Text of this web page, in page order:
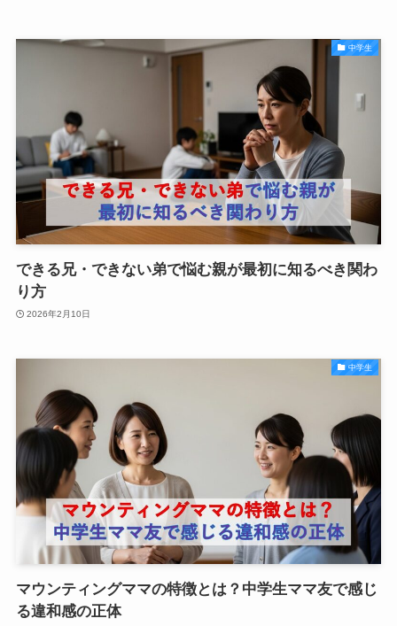
中学生
できる兄・できない弟で悩む親が最初に知るべき関わ
り方
2026年2月10日
中学生
マウンティングママの特徴とは？中学生ママ友で感じ
る違和感の正体